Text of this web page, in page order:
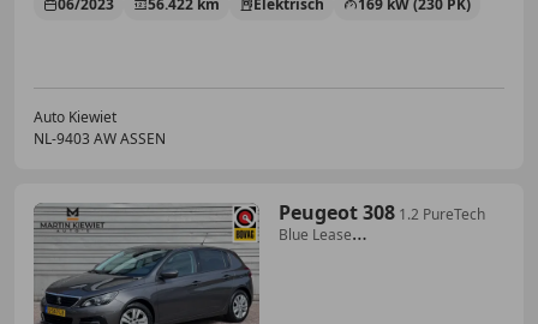
06/2023 56.422 km Elektrisch 169 kW (230 PK)
Auto Kiewiet
NL-9403 AW ASSEN
Peugeot 308 1.2 PureTech
Blue Lease